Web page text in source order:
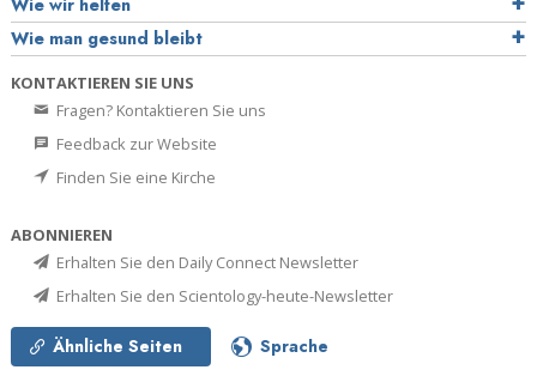
Wie man gesund bleibt
KONTAKTIEREN SIE UNS
Fragen? Kontaktieren Sie uns
Feedback zur Website
Finden Sie eine Kirche
ABONNIEREN
Erhalten Sie den Daily Connect Newsletter
Erhalten Sie den Scientology-heute-Newsletter
Ähnliche Seiten Sprache